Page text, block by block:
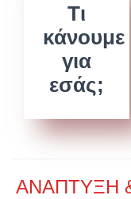
Τι
κάνουμε
για
εσάς;
ΑΝΑΠΤΥΞΗ